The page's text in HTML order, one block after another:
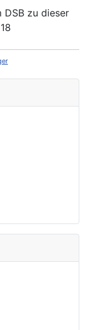
DSB zu dieser